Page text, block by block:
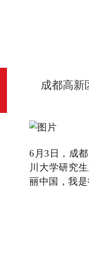
成都高新
6月3日，成
川大学研究
丽中国，我